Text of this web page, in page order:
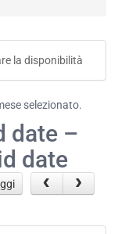
la disponibilità
selezionato.
date –
date